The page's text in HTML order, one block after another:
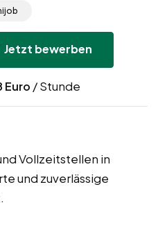
Jetzt bewerben
Euro / Stunde
Vollzeitstellen in
und zuverlässige